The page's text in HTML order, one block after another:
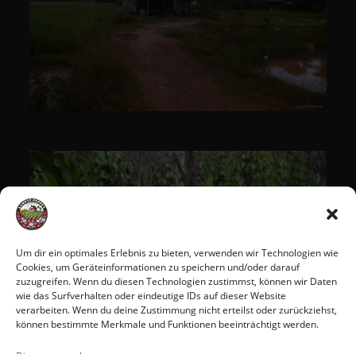
Um dir ein optimales Erlebnis zu bieten, verwenden wir Technologien wie
Cookies, um Geräteinformationen zu speichern und/oder darauf
zuzugreifen. Wenn du diesen Technologien zustimmst, können wir Daten
wie das Surfverhalten oder eindeutige IDs auf dieser Website
verarbeiten. Wenn du deine Zustimmung nicht erteilst oder zurückziehst,
können bestimmte Merkmale und Funktionen beeinträchtigt werden.